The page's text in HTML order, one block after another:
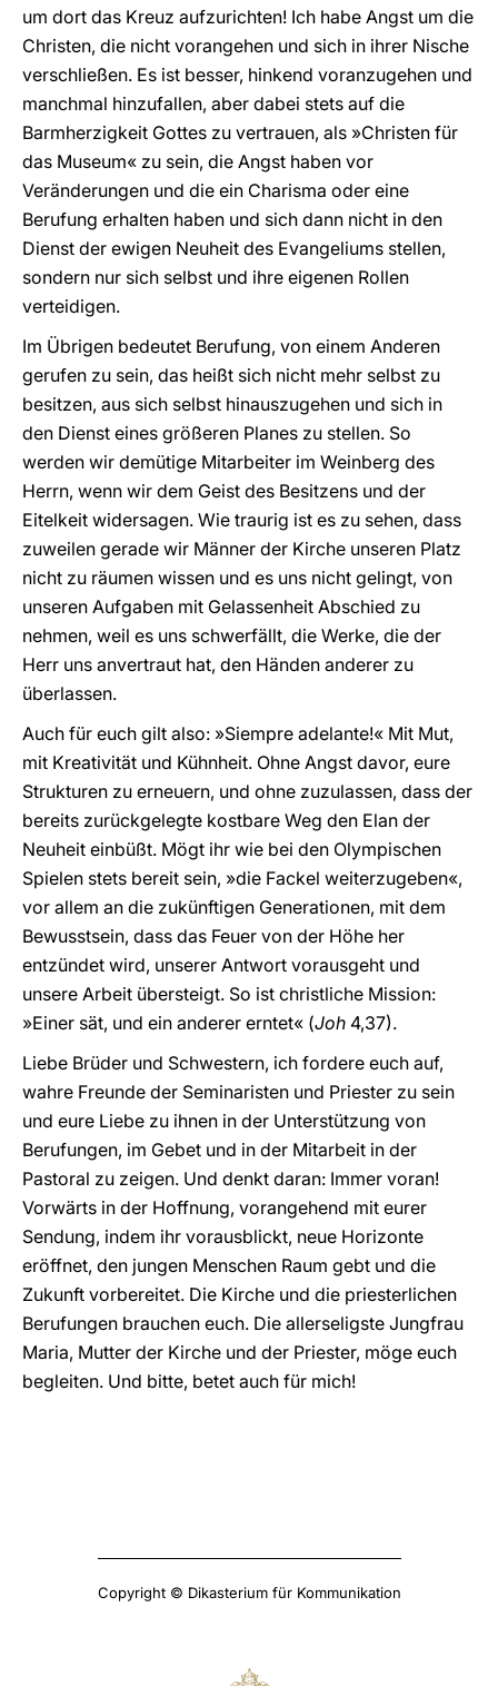
um dort das Kreuz aufzurichten! Ich habe Angst um die
Christen, die nicht vorangehen und sich in ihrer Nische
verschließen. Es ist besser, hinkend voranzugehen und
manchmal hinzufallen, aber dabei stets auf die
Barmherzigkeit Gottes zu vertrauen, als »Christen für
das Museum« zu sein, die Angst haben vor
Veränderungen und die ein Charisma oder eine
Berufung erhalten haben und sich dann nicht in den
Dienst der ewigen Neuheit des Evangeliums stellen,
sondern nur sich selbst und ihre eigenen Rollen
verteidigen.
Im Übrigen bedeutet Berufung, von einem Anderen
gerufen zu sein, das heißt sich nicht mehr selbst zu
besitzen, aus sich selbst hinauszugehen und sich in
den Dienst eines größeren Planes zu stellen. So
werden wir demütige Mitarbeiter im Weinberg des
Herrn, wenn wir dem Geist des Besitzens und der
Eitelkeit widersagen. Wie traurig ist es zu sehen, dass
zuweilen gerade wir Männer der Kirche unseren Platz
nicht zu räumen wissen und es uns nicht gelingt, von
unseren Aufgaben mit Gelassenheit Abschied zu
nehmen, weil es uns schwerfällt, die Werke, die der
Herr uns anvertraut hat, den Händen anderer zu
überlassen.
Auch für euch gilt also: »Siempre adelante!« Mit Mut,
mit Kreativität und Kühnheit. Ohne Angst davor, eure
Strukturen zu erneuern, und ohne zuzulassen, dass der
bereits zurückgelegte kostbare Weg den Elan der
Neuheit einbüßt. Mögt ihr wie bei den Olympischen
Spielen stets bereit sein, »die Fackel weiterzugeben«,
vor allem an die zukünftigen Generationen, mit dem
Bewusstsein, dass das Feuer von der Höhe her
entzündet wird, unserer Antwort vorausgeht und
unsere Arbeit übersteigt. So ist christliche Mission:
»Einer sät, und ein anderer erntet« (Joh 4,37).
Liebe Brüder und Schwestern, ich fordere euch auf,
wahre Freunde der Seminaristen und Priester zu sein
und eure Liebe zu ihnen in der Unterstützung von
Berufungen, im Gebet und in der Mitarbeit in der
Pastoral zu zeigen. Und denkt daran: Immer voran!
Vorwärts in der Hoffnung, vorangehend mit eurer
Sendung, indem ihr vorausblickt, neue Horizonte
eröffnet, den jungen Menschen Raum gebt und die
Zukunft vorbereitet. Die Kirche und die priesterlichen
Berufungen brauchen euch. Die allerseligste Jungfrau
Maria, Mutter der Kirche und der Priester, möge euch
begleiten. Und bitte, betet auch für mich!
Copyright © Dikasterium für Kommunikation